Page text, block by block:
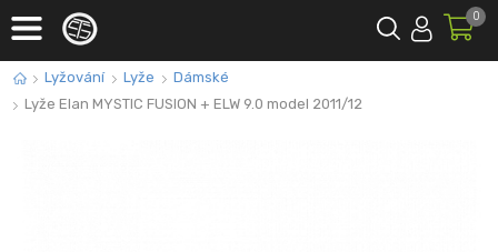
0
Lyžování Lyže
Dámské
Lyže Elan MYSTIC FUSION + ELW 9.0 model 2011/12